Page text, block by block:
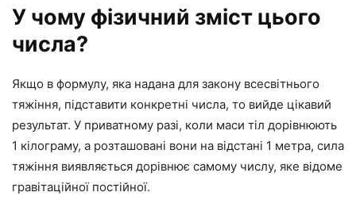
У чому фізичний зміст цього
числа?
Якщо в формулу, яка надана для закону всесвітнього
тяжіння, підставити конкретні числа, то вийде цікавий
результат. У приватному разі, коли маси тіл дорівнюють
1 кілограму, а розташовані вони на відстані 1 метра, сила
тяжіння виявляється дорівнює самому числу, яке відоме
гравітаційної постійної.